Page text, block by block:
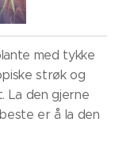
med tykke
strøk og
La den gjerne
er å la den